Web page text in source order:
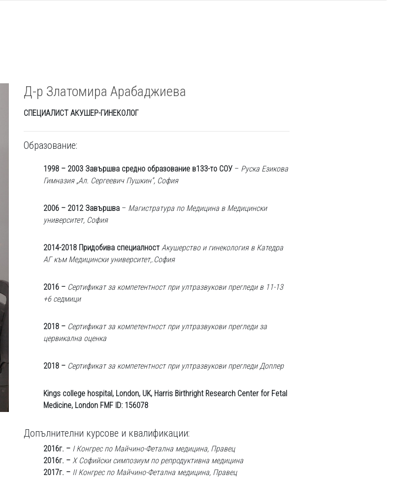
Д-р Златомира Арабаджиева
СПЕЦИАЛИСТ АКУШЕР-ГИНЕКОЛОГ
Образование:
1998 – 2003 Завършва средно образование в133-то СОУ – Руска Езикова
Гимназия „Ал. Сергеевич Пушкин”, София
2006 – 2012 Завършва – Магистратура по Медицина в Медицински
университет, София
2014-2018 Придобива специалностАкушерство и гинекология в Катедра
АГ към Медицински университет,.София
2016 – Сертификат за компетентност при ултразвукови прегледи в 11-13
+6 седмици
2018 – Сертификат за компетентност при ултразвукови прегледи за
цервикална оценка
2018 – Сертификат за компетентност при ултразвукови прегледи Доплер
Kings college hospital, London, UK, Harris Birthright Research Center for Fetal
Medicine, London FMF ID: 156078
Допълнителни курсове и квалификации:
2016г. – I Конгрес по Майчино-Фетална медицина, Правец
2016г. – X Софийски симпозиум по репродуктивна медицина
2017г. – II Конгрес по Майчино-Фетална медицина, Правец